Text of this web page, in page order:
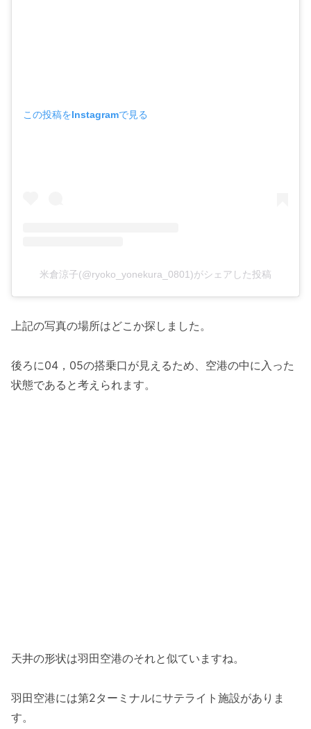
この投稿をInstagramで見る
米倉涼子(@ryoko_yonekura_0801)がシェアした投稿
上記の写真の場所はどこか探しました。
後ろに04，05の搭乗口が見えるため、空港の中に入った
状態であると考えられます。
天井の形状は羽田空港のそれと似ていますね。
羽田空港には第2ターミナルにサテライト施設がありま
す。